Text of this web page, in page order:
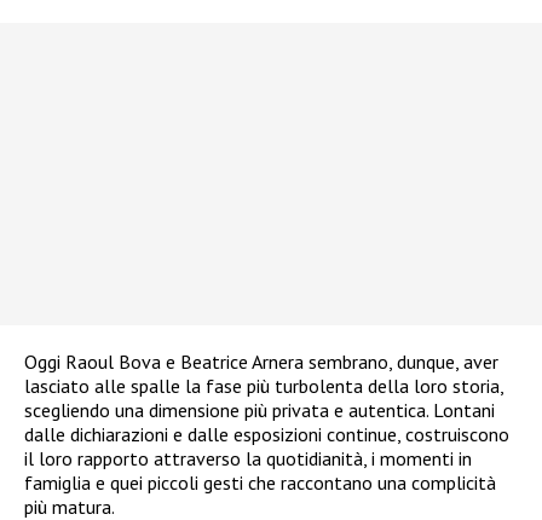
Oggi Raoul Bova e Beatrice Arnera sembrano, dunque, aver
lasciato alle spalle la fase più turbolenta della loro storia,
scegliendo una dimensione più privata e autentica. Lontani
dalle dichiarazioni e dalle esposizioni continue, costruiscono
il loro rapporto attraverso la quotidianità, i momenti in
famiglia e quei piccoli gesti che raccontano una complicità
più matura.